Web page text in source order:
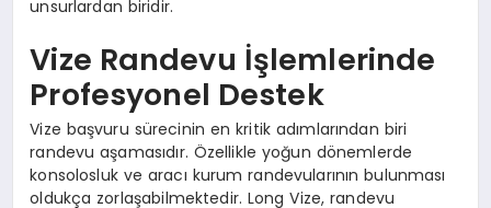
unsurlardan biridir.
Vize Randevu İşlemlerinde
Profesyonel Destek
Vize başvuru sürecinin en kritik adımlarından biri
randevu aşamasıdır. Özellikle yoğun dönemlerde
konsolosluk ve aracı kurum randevularının bulunması
oldukça zorlaşabilmektedir. Long Vize, randevu